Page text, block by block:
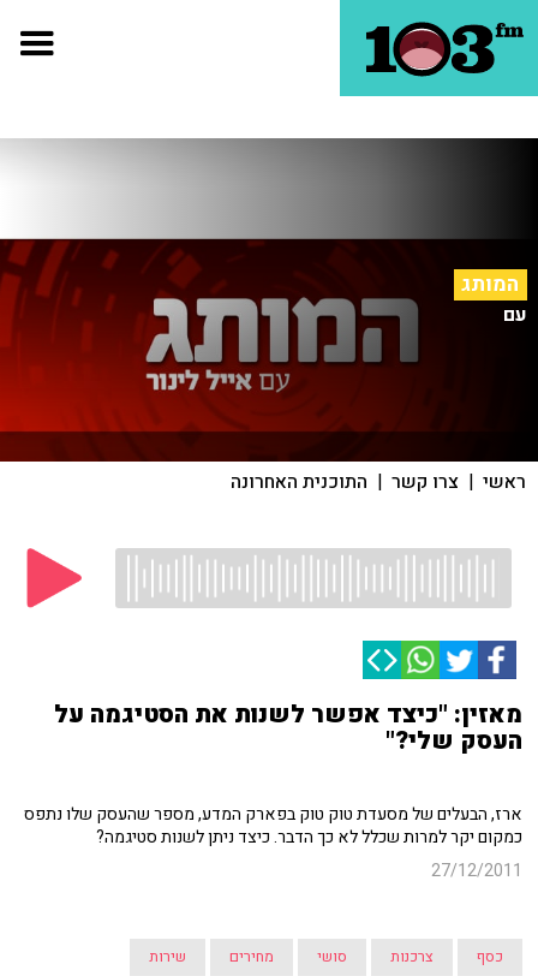
המותג
עם
ראשי | צרו קשר | התוכנית האחרונה
מאזין: "כיצד אפשר לשנות את הסטיגמה על
העסק שלי?"
ארז, הבעלים של מסעדת טוק טוק בפארק המדע, מספר שהעסק שלו נתפס
כמקום יקר למרות שכלל לא כך הדבר. כיצד ניתן לשנות סטיגמה?
27/12/2011
כסף צרכנות סושי מחירים שירות